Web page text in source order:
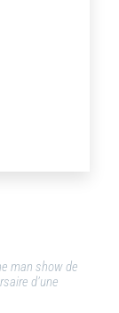
man show de
d’une